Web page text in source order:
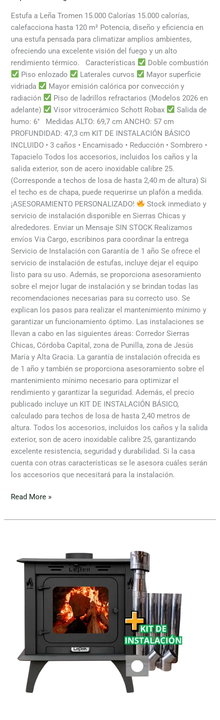
Estufa a Leña Tromen 15.000 Calorías 15.000 calorías,
calefacciona hasta 120 m² Potencia, diseño y eficiencia en
una estufa pensada para climatizar amplios ambientes,
ofreciendo una excelente visión del fuego y un alto
rendimiento térmico. Características
Doble combustión
Piso enlozado
Laterales curvos
Mayor superficie
vidriada
Mayor emisión calórica por convección y
radiación
Piso de ladrillos refractarios (Modelos 2026 en
adelante)
Visor vitrocerámico Schott Robax
Salida de
humo: 6″ Medidas ALTO: 69,7 cm ANCHO: 57 cm
PROFUNDIDAD: 47,3 cm KIT DE INSTALACIÓN BÁSICO
INCLUIDO • 3 caños • Encamisado • Reducción • Sombrero •
Tapacielo Todos los accesorios, incluidos los caños y la
salida exterior, son de acero inoxidable calibre 25.
(Corresponde a techos de losa de hasta 2,40 m de altura) Si
el techo es de chapa, puede requerirse un plafón a medida.
¡ASESORAMIENTO PERSONALIZADO!
Stock inmediato y
servicio de instalación disponible en Sierras Chicas y
alrededores. Enviar un Mensaje SIN STOCK Realizamos
envíos Via Cargo, escribinos para coordinar la entrega
Servicio de Instalación con Garantía de 1 año Se ofrece el
servicio de instalación de estufas, incluye dejar el equipo
listo para su uso. Además, se proporciona asesoramiento
sobre el mejor lugar de instalación y se brindan todas las
recomendaciones necesarias para su correcto uso. Se
explican los pasos para realizar el mantenimiento mínimo y
garantizar un funcionamiento óptimo. Las instalaciones se
llevan a cabo en las siguientes áreas: Corredor Sierras
Chicas, Córdoba Capital, zona de Punilla, zona de Jesús
María y Alta Gracia. La garantía de instalación ofrecida es
de 1 año y también se proporciona asesoramiento sobre el
mantenimiento mínimo necesario para optimizar el
rendimiento y garantizar la seguridad. Además, el precio
publicado incluye un KIT DE INSTALACIÓN BÁSICO,
calculado para techos de losa de hasta 2,40 metros de
altura. Todos los accesorios, incluidos los caños y la salida
exterior, son de acero inoxidable calibre 25, garantizando
excelente resistencia, seguridad y durabilidad. Si la casa
cuenta con otras características se le asesora cuáles serán
los accesorios que necesitará para la instalación.
Read More »
9.000
Calorías
m²